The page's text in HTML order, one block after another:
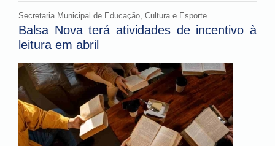
Secretaria Municipal de Educação, Cultura e Esporte
Balsa Nova terá atividades de incentivo à
leitura em abril